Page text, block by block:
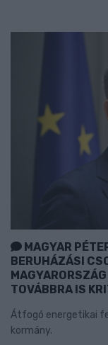
MAGYAR
BERUHÁZÁSI
TOVÁBBRA IS
Átfogó energetikai
kormány.